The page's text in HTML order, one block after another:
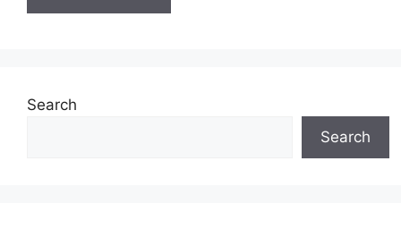
Search
Search